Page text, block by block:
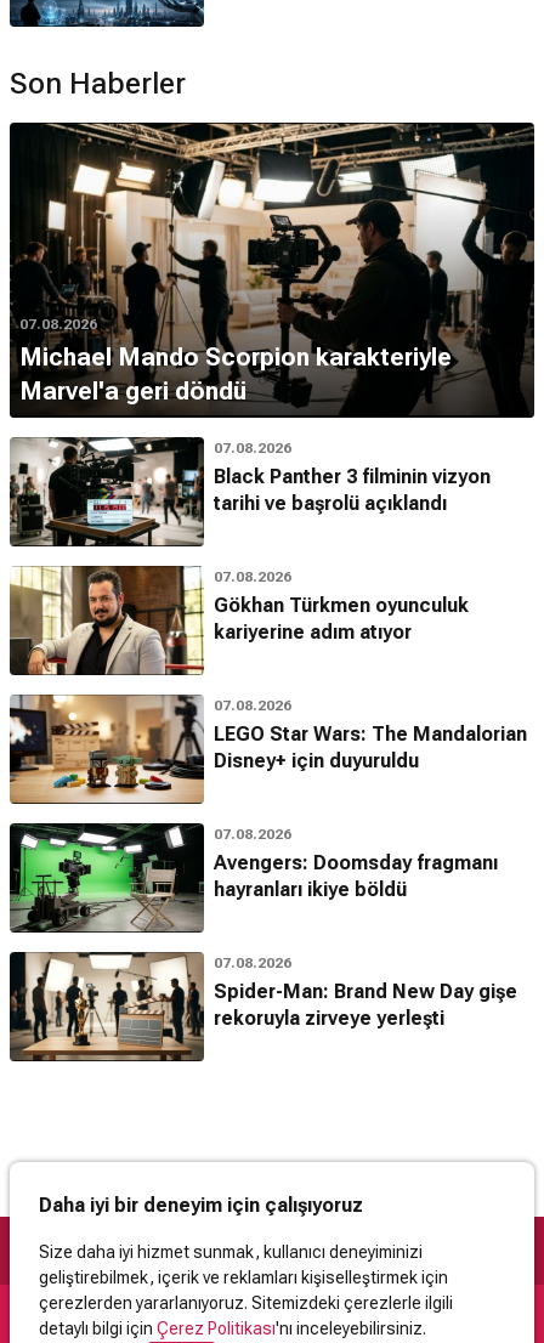
Son Haberler
07.08.2026
Michael Mando Scorpion karakteriyle
Marvel'a geri döndü
07.08.2026
Black Panther 3 filminin vizyon
tarihi ve başrolü açıklandı
07.08.2026
Gökhan Türkmen oyunculuk
kariyerine adım atıyor
07.08.2026
LEGO Star Wars: The Mandalorian
Disney+ için duyuruldu
07.08.2026
Avengers: Doomsday fragmanı
hayranları ikiye böldü
07.08.2026
Spider-Man: Brand New Day gişe
rekoruyla zirveye yerleşti
Daha iyi bir deneyim için çalışıyoruz
Size daha iyi hizmet sunmak, kullanıcı deneyiminizi
geliştirebilmek, içerik ve reklamları kişiselleştirmek için
çerezlerden yararlanıyoruz. Sitemizdeki çerezlerle ilgili
detaylı bilgi için Çerez Politikası'nı inceleyebilirsiniz.
Destek